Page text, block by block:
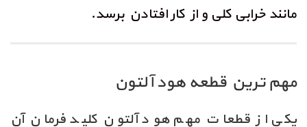
مانند خرابی کلی و از کار افتادن برسد.
مهم ترین قطعه هود آلتون
یکی از قطعات مهم هود آلتون کلید فرمان آن